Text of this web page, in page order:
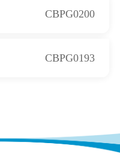
CBPG0200
CBPG0193